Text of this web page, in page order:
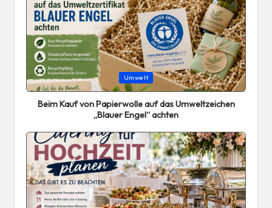
Posted
in
Umwelt
Beim Kauf von Papierwolle auf das Umweltzeichen
„Blauer Engel“ achten